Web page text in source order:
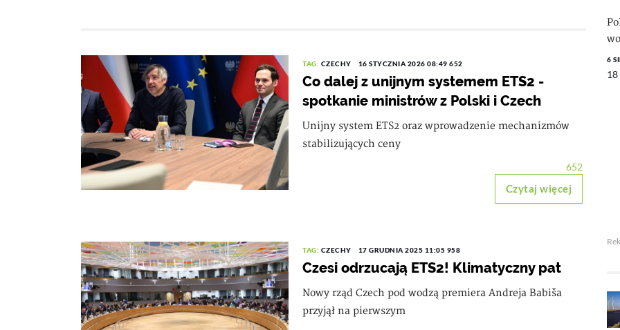
TAG: CZECHY 16 STYCZNIA 2026 08:49 652
Co dalej z unijnym systemem ETS2 -
spotkanie ministrów z Polski i Czech
Unijny system ETS2 oraz wprowadzenie mechanizmów
stabilizujących ceny
652
Czytaj więcej
TAG: CZECHY 17 GRUDNIA 2025 11:05 958
Czesi odrzucają ETS2! Klimatyczny pat
Nowy rząd Czech pod wodzą premiera Andreja Babiša
przyjął na pierwszym
6
18